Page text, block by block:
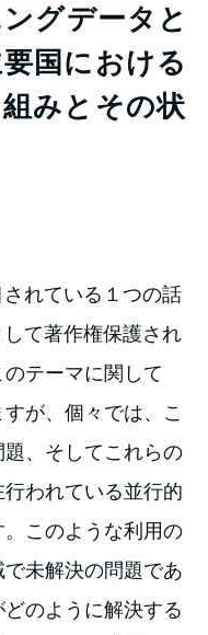
グデータと
国における
みとその状
れている１つの話
て著作権保護され
テーマに関して
が、個々では、こ
、そしてこれらの
われている並行的
このような利用の
未解決の問題であ
のように解決する